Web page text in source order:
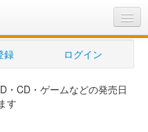
録 ログイン
・CD・ゲームなどの発売日
す